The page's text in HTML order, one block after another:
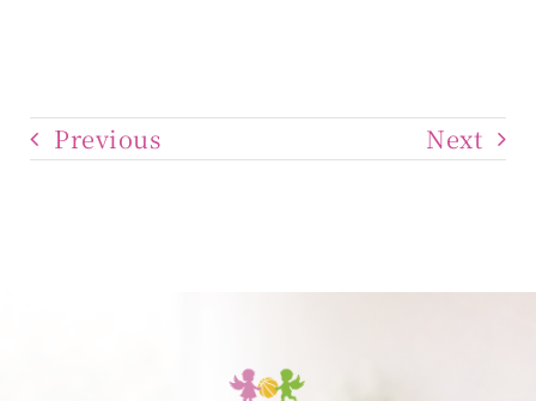
Previous Next